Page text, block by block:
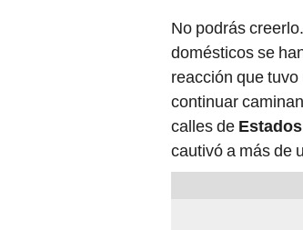
No podrás
domésticos se
reacción que tuvo
continuar
calles de
cautivó a más de